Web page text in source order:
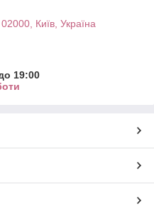
Київ, Україна
19:00